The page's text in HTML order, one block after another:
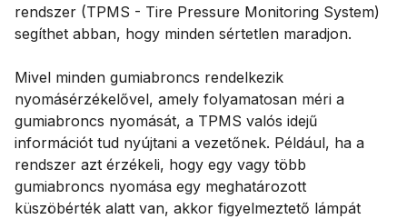
rendszer (TPMS - Tire Pressure Monitoring System)
segíthet abban, hogy minden sértetlen maradjon.
Mivel minden gumiabroncs rendelkezik
nyomásérzékelővel, amely folyamatosan méri a
gumiabroncs nyomását, a TPMS valós idejű
információt tud nyújtani a vezetőnek. Például, ha a
rendszer azt érzékeli, hogy egy vagy több
gumiabroncs nyomása egy meghatározott
küszöbérték alatt van, akkor figyelmeztető lámpát